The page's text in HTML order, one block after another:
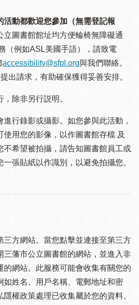
活動都歡迎您參加（無需登記報
立圖書館館址均方便輪椅無障礙通
（例如ASL美國手語），請致電
accessibility@sfpl.org與我們聯絡。
出請求，有助確保獲得妥善安排。
除非另行説明。
進行錄影或攝影。如您參與此活動，
使用您的影像，以作圖書館存檔 及
不希望被拍攝，請告知圖書館員工或
張貼紙以作識別，以避免拍攝您。
三方網站。當您點擊並連接至第三方
三藩市公立圖書館的網站，並進入非
的網站。此服務可能會收集有關您的
如姓名、用戶名稱、電郵地址和密
權政策處理已收集屬於您的資料。